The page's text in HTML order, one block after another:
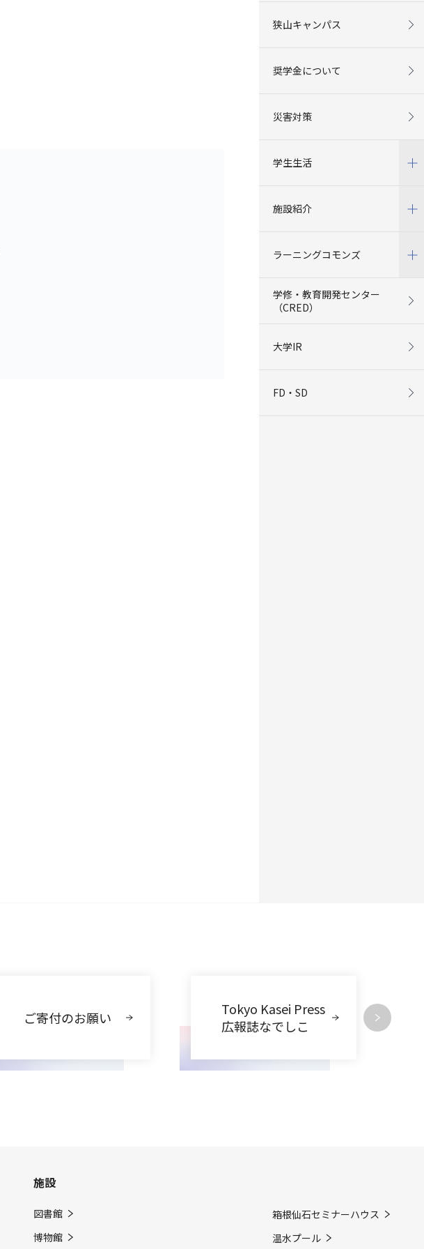
狭山キャンパス
奨学金について
災害対策
学生生活
施設紹介
ラーニングコモンズ
学修・教育開発センター
（CRED）
大学IR
FD・SD
ご寄付のお願い
Tokyo Kasei Press
広報誌なでしこ
施設
図書館
博物館
箱根仙石セミナーハウス
温水プール